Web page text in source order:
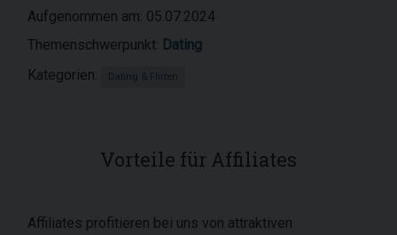
Aufgenommen am: 05.07.2024
Themenschwerpunkt: Dating
Kategorien:
Dating & Flirten
Vorteile für Affiliates
Affiliates profitieren bei uns von attraktiven